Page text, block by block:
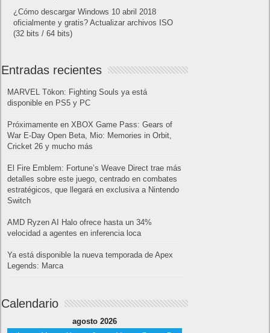
¿Cómo descargar Windows 10 abril 2018
oficialmente y gratis? Actualizar archivos ISO
(32 bits / 64 bits)
Entradas recientes
MARVEL Tōkon: Fighting Souls ya está
disponible en PS5 y PC
Próximamente en XBOX Game Pass: Gears of
War E-Day Open Beta, Mio: Memories in Orbit,
Cricket 26 y mucho más
El Fire Emblem: Fortune’s Weave Direct trae más
detalles sobre este juego, centrado en combates
estratégicos, que llegará en exclusiva a Nintendo
Switch
AMD Ryzen AI Halo ofrece hasta un 34%
velocidad a agentes en inferencia loca
Ya está disponible la nueva temporada de Apex
Legends: Marca
Calendario
agosto 2026